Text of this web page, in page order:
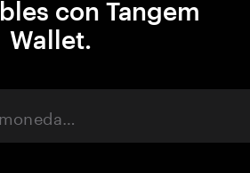
con Tangem
Wallet.